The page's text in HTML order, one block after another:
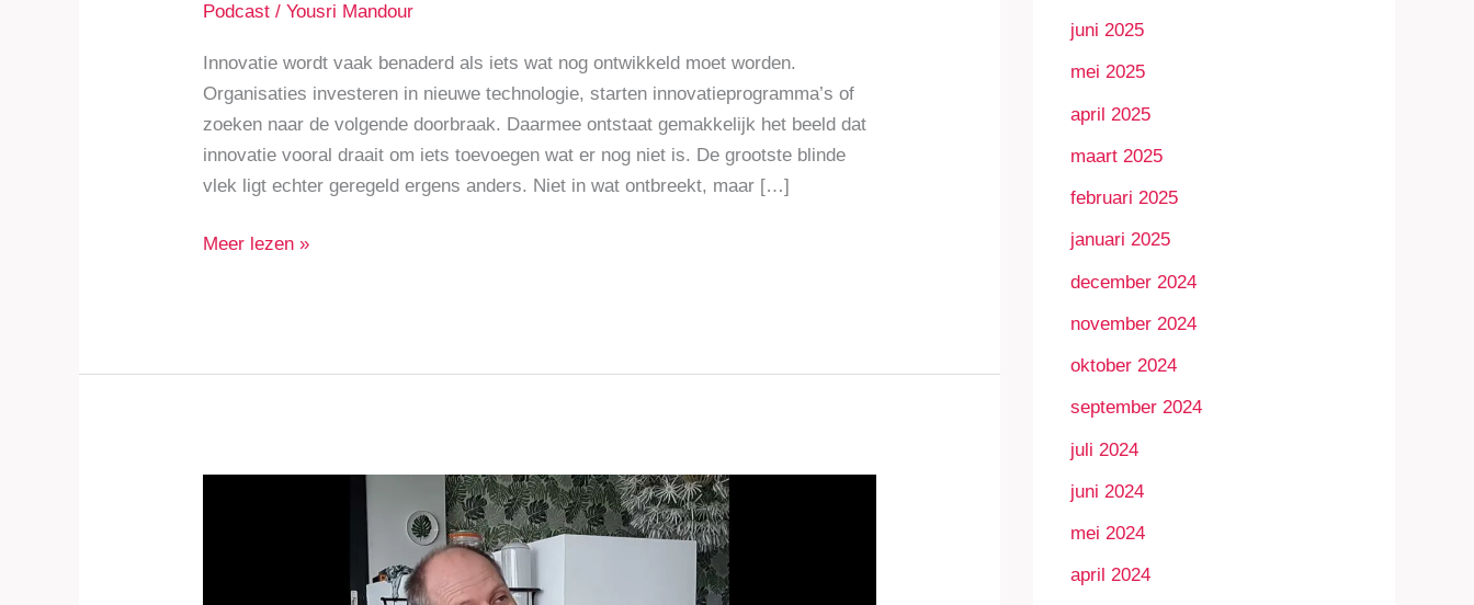
Podcast /Yousri Mandour
Innovatie wordt vaak benaderd als iets wat nog ontwikkeld moet worden.
Organisaties investeren in nieuwe technologie, starten innovatieprogramma’s of
zoeken naar de volgende doorbraak. Daarmee ontstaat gemakkelijk het beeld dat
innovatie vooral draait om iets toevoegen wat er nog niet is. De grootste blinde
vlek ligt echter geregeld ergens anders. Niet in wat ontbreekt, maar […]
Meer lezen »
juni 2025
mei 2025
april 2025
maart 2025
februari 2025
januari 2025
december 2024
november 2024
oktober 2024
september 2024
juli 2024
juni 2024
mei 2024
april 2024